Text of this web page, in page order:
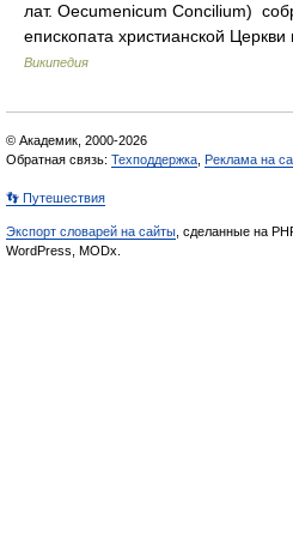
лат. Oecumenicum Concilium)
епископата христианской
Википедия
© Академик, 2000-2026
Обратная связь: Техподдержка Реклама на
👣 Путешествия
Экспорт словарей на сайты , сделанные на
WordPress, MODx.